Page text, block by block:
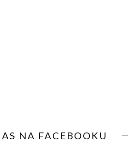
NA FACEBOOKU